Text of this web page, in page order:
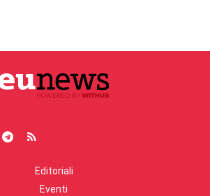
Editoriali
Eventi